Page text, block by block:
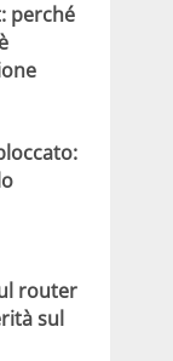
perché
router
sul